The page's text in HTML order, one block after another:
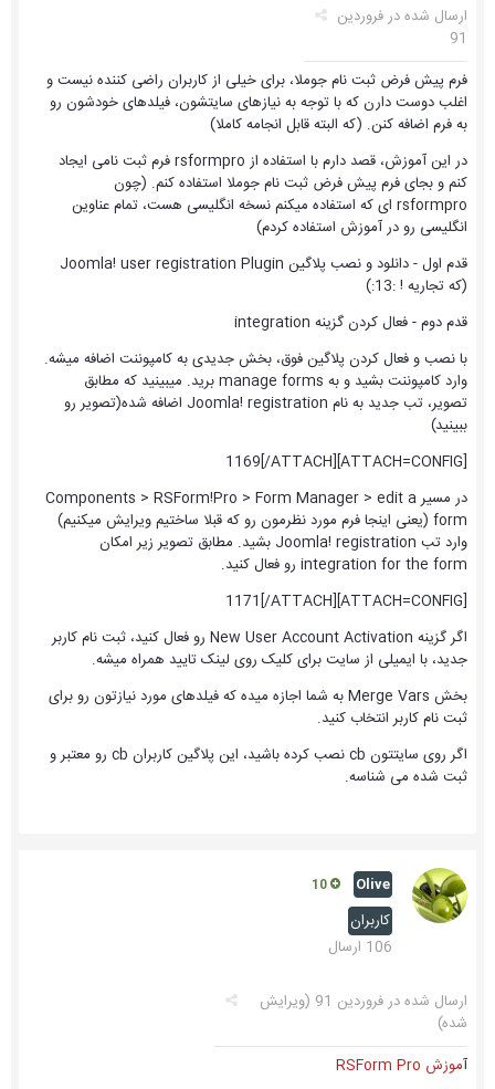
ارسال شده درفروردین
91
فرم پیش فرض ثبت نام جوملا، برای خیلی از کاربران راضی کننده نیست و
اغلب دوست دارن که با توجه به نیازهای سایتشون، فیلدهای خودشون رو
به فرم اضافه کنن. (که البته قابل انجامه کاملا)
در این آموزش، قصد دارم با استفاده از rsformpro فرم ثبت نامی ایجاد
کنم و بجای فرم پیش فرض ثبت نام جوملا استفاده کنم. (چون
rsformpro ای که استفاده میکنم نسخه انگلیسی هست، تمام عناوین
انگلیسی رو در آموزش استفاده کردم)
قدم اول - دانلود و نصب پلاگین Joomla! user registration Plugin
(که تجاریه ! :13:)
قدم دوم - فعال کردن گزینه integration
با نصب و فعال کردن پلاگین فوق، بخش جدیدی به کامپوننت اضافه میشه.
وارد کامپوننت بشید و به manage forms برید. میبینید که مطابق
تصویر، تب جدید به نام Joomla! registration اضافه شده(تصویر رو
ببینید)
[ATTACH=CONFIG]1169[/ATTACH]
در مسیر Components > RSForm!Pro > Form Manager > edit a
form (یعنی اینجا فرم مورد نظرمون رو که قبلا ساختیم ویرایش میکنیم)
وارد تب Joomla! registration بشید. مطابق تصویر زیر امکان
integration for the form رو فعال کنید.
[ATTACH=CONFIG]1171[/ATTACH]
اگر گزینه New User Account Activation رو فعال کنید، ثبت نام کاربر
جدید، با ایمیلی از سایت برای کلیک روی لینک تایید همراه میشه.
بخش Merge Vars به شما اجازه میده که فیلدهای مورد نیازتون رو برای
ثبت نام کاربر انتخاب کنید.
اگر روی سایتتون cb نصب کرده باشید، این پلاگین کاربران cb رو معتبر و
ثبت شده می شناسه.
Olive
کاربران
106 ارسال
ارسال شده درفروردین 91
(ویرایش
شده)
آموزش RSForm Pro